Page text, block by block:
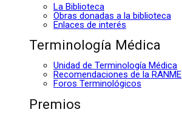
La Biblioteca
Obras donadas a la biblioteca
Enlaces de interés
Terminología Médica
Unidad de Terminología Médica
Recomendaciones de la RANME
Foros Terminológicos
Premios